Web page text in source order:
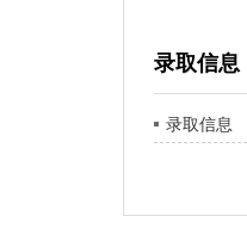
录取信息
录取信息